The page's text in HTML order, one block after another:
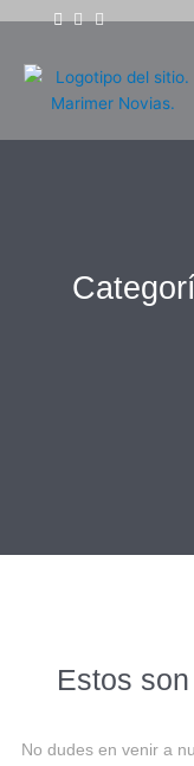
contenido
Estos
No dudes en venir a